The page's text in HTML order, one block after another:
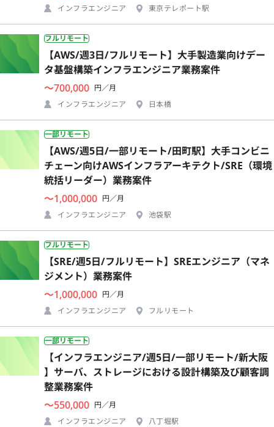
インフラエンジニア
東京テレポート駅
フルリモート
【AWS/週3日/フルリモート】大手製造業向けデー
タ基盤構築インフラエンジニア業務案件
〜700,000 円／月
インフラエンジニア
日本橋
一部リモート
【AWS/週5日/一部リモート/田町駅】大手コンビニ
チェーン向けAWSインフラアーキテクト/SRE（環境
統括リーダー）業務案件
〜1,000,000 円／月
インフラエンジニア
池袋駅
フルリモート
【SRE/週5日/フルリモート】SREエンジニア（マネ
ジメント）業務案件
〜1,000,000 円／月
インフラエンジニア
フルリモート
一部リモート
【インフラエンジニア/週5日/一部リモート/新大阪
】サーバ、ストレージにおける設計構築及び顧客調
整業務案件
〜550,000 円／月
インフラエンジニア
八丁堀駅